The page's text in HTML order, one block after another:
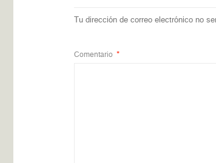
Tu dirección de correo electrónico no
Comentario *